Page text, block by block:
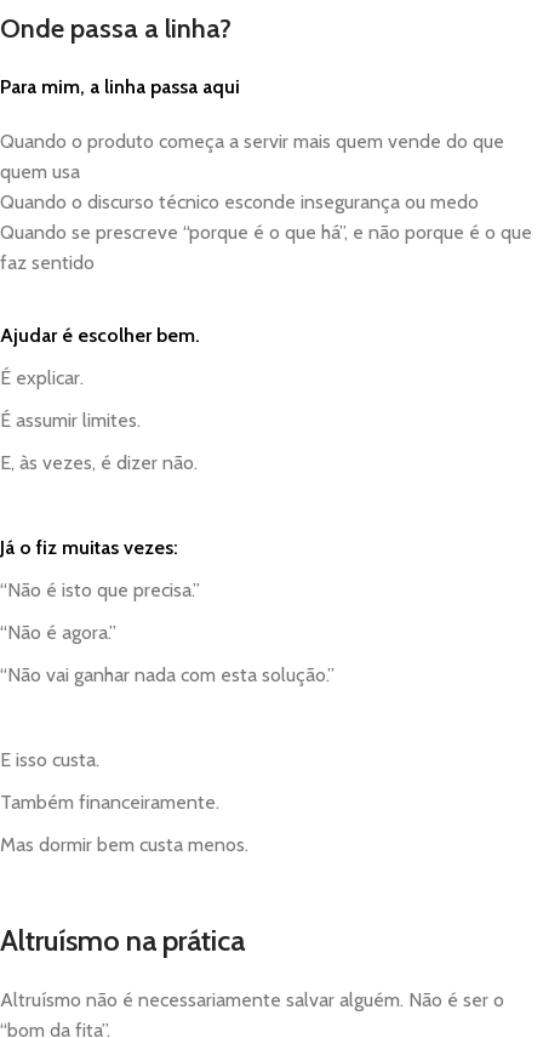
Onde passa a linha?
Para mim, a linha passa aqui
Quando o produto começa a servir mais quem vende do que
quem usa
Quando o discurso técnico esconde insegurança ou medo
Quando se prescreve “porque é o que há”, e não porque é o que
faz sentido
Ajudar é escolher bem.
É explicar.
É assumir limites.
E, às vezes, é dizer não.
Já o fiz muitas vezes:
“Não é isto que precisa.”
“Não é agora.”
“Não vai ganhar nada com esta solução.”
E isso custa.
Também financeiramente.
Mas dormir bem custa menos.
Altruísmo na prática
Altruísmo não é necessariamente salvar alguém. Não é ser o
“bom da fita”.